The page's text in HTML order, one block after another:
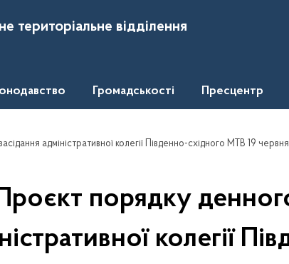
територіальне відділення
Громадськості Пресцентр
адміністративної колегії Південно-східного МТВ 19 червня 2026 року о 10.00
порядку
колегії